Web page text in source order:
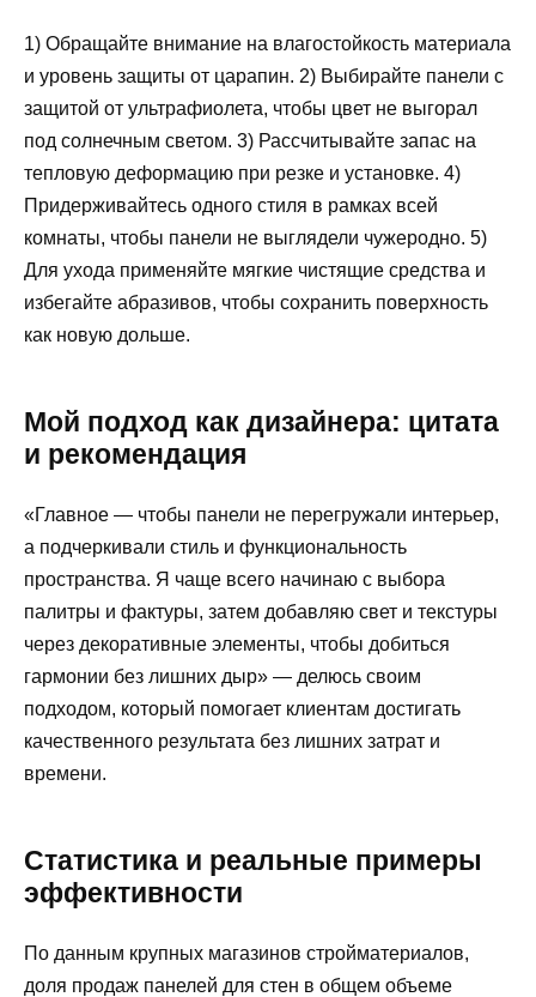
1) Обращайте внимание на влагостойкость материала
и уровень защиты от царапин. 2) Выбирайте панели с
защитой от ультрафиолета, чтобы цвет не выгорал
под солнечным светом. 3) Рассчитывайте запас на
тепловую деформацию при резке и установке. 4)
Придерживайтесь одного стиля в рамках всей
комнаты, чтобы панели не выглядели чужеродно. 5)
Для ухода применяйте мягкие чистящие средства и
избегайте абразивов, чтобы сохранить поверхность
как новую дольше.
Мой подход как дизайнера: цитата
и рекомендация
«Главное — чтобы панели не перегружали интерьер,
а подчеркивали стиль и функциональность
пространства. Я чаще всего начинаю с выбора
палитры и фактуры, затем добавляю свет и текстуры
через декоративные элементы, чтобы добиться
гармонии без лишних дыр» — делюсь своим
подходом, который помогает клиентам достигать
качественного результата без лишних затрат и
времени.
Статистика и реальные примеры
эффективности
По данным крупных магазинов стройматериалов,
доля продаж панелей для стен в общем объеме